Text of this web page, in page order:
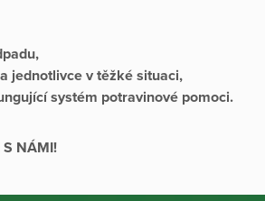
jednotlivce v těžké situaci,
systém potravinové pomoci.
S NÁMI!